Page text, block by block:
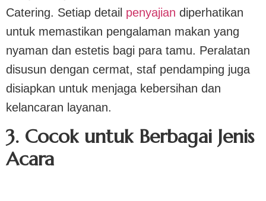
Catering. Setiap detail penyajian diperhatikan
untuk memastikan pengalaman makan yang
nyaman dan estetis bagi para tamu. Peralatan
disusun dengan cermat, staf pendamping juga
disiapkan untuk menjaga kebersihan dan
kelancaran layanan.
3. Cocok untuk Berbagai Jenis
Acara